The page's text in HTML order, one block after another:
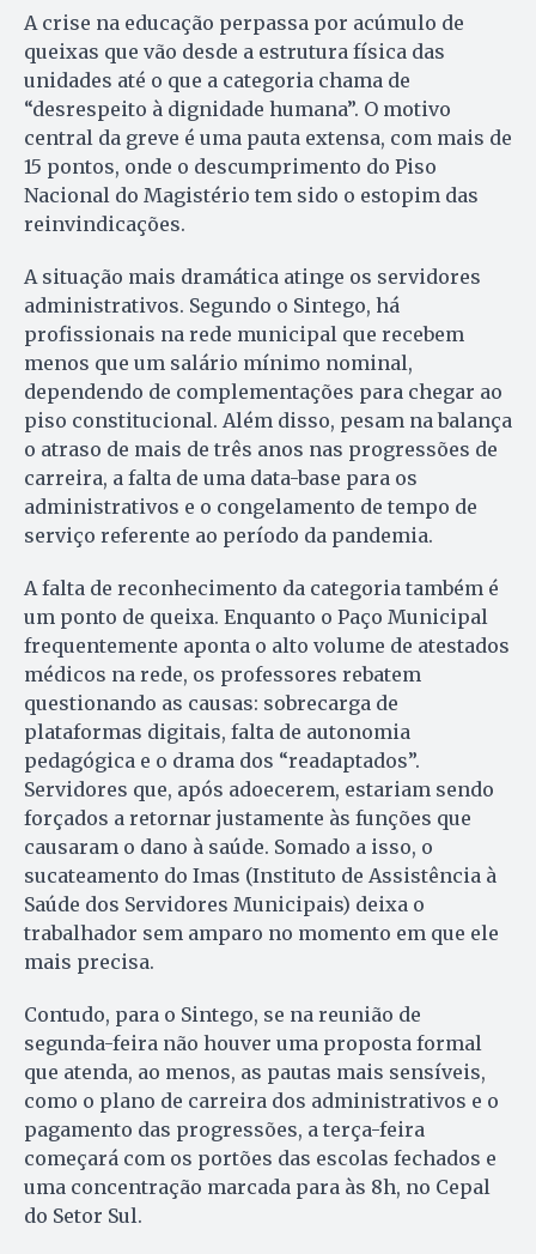
A crise na educação perpassa por acúmulo de
queixas que vão desde a estrutura física das
unidades até o que a categoria chama de
“desrespeito à dignidade humana”. O motivo
central da greve é uma pauta extensa, com mais de
15 pontos, onde o descumprimento do Piso
Nacional do Magistério tem sido o estopim das
reinvindicações.
A situação mais dramática atinge os servidores
administrativos. Segundo o Sintego, há
profissionais na rede municipal que recebem
menos que um salário mínimo nominal,
dependendo de complementações para chegar ao
piso constitucional. Além disso, pesam na balança
o atraso de mais de três anos nas progressões de
carreira, a falta de uma data-base para os
administrativos e o congelamento de tempo de
serviço referente ao período da pandemia.
A falta de reconhecimento da categoria também é
um ponto de queixa. Enquanto o Paço Municipal
frequentemente aponta o alto volume de atestados
médicos na rede, os professores rebatem
questionando as causas: sobrecarga de
plataformas digitais, falta de autonomia
pedagógica e o drama dos “readaptados”.
Servidores que, após adoecerem, estariam sendo
forçados a retornar justamente às funções que
causaram o dano à saúde. Somado a isso, o
sucateamento do Imas (Instituto de Assistência à
Saúde dos Servidores Municipais) deixa o
trabalhador sem amparo no momento em que ele
mais precisa.
Contudo, para o Sintego, se na reunião de
segunda-feira não houver uma proposta formal
que atenda, ao menos, as pautas mais sensíveis,
como o plano de carreira dos administrativos e o
pagamento das progressões, a terça-feira
começará com os portões das escolas fechados e
uma concentração marcada para às 8h, no Cepal
do Setor Sul.